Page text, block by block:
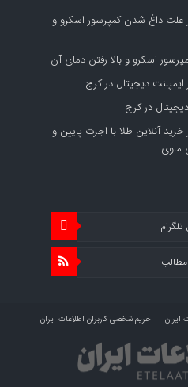
علت داغ شدن کمپرسور اسکرو و
اسکرو و بالا رفتن دمای آن
ایمپلنت دیجیتال در کرج
در کرج
خرید آنلاین طلا با اجرت پایین و
ماوی
تلگرام
ایران حریم شخصی کاربران اطلاعات ایران
تبلیغات در اطلاعات ایران تحلیل اطلاعات سرمایه